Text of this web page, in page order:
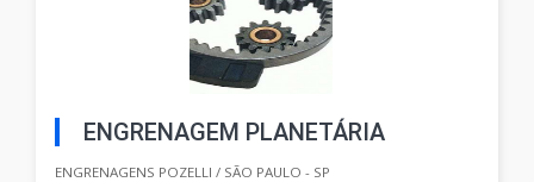
ENGRENAGEM PLANETÁRIA
ENGRENAGENS POZELLI / SÃO PAULO - SP